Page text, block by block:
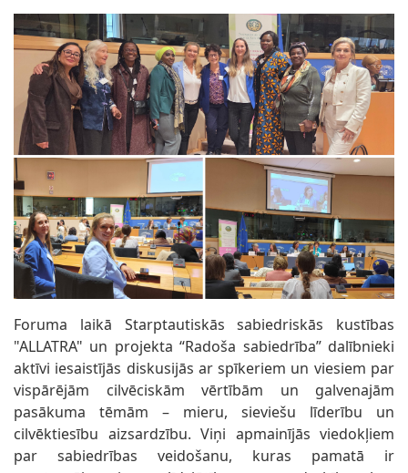
Foruma laikā Starptautiskās sabiedriskās kustības
"ALLATRA" un projekta “Radoša sabiedrība” dalībnieki
aktīvi iesaistījās diskusijās ar spīkeriem un viesiem par
vispārējām cilvēciskām vērtībām un galvenajām
pasākuma tēmām – mieru, sieviešu līderību un
cilvēktiesību aizsardzību. Viņi apmainījās viedokļiem
par sabiedrības veidošanu, kuras pamatā ir